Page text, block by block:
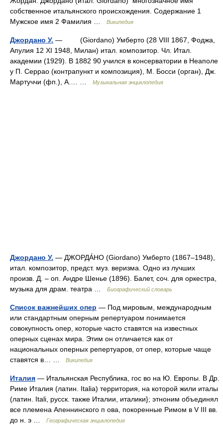
собственное итальянского происхождения. Содержание 1
Мужское имя 2 Фамилия …
Википедия
Джордано У. — (Giordano) Умберто (28 VIII 1867, Фоджа,
Апулия 12 XI 1948, Милан) итал. композитор. Чл. Итал.
академии (1929). В 1882 90 учился в консерватории в Неаполе
у П. Серрао (контрапункт и композиция), М. Босси (орган), Дж.
Мартуччи (фп.), А.… …
Музыкальная энциклопедия
Джордано У. — ДЖОРДÁНО (Giordano) Умберто (1867–1948),
итал. композитор, предст. муз. веризма. Одно из лучших
произв. Д. – оп. Андре Шенье (1896). Балет, соч. для оркестра,
музыка для драм. театра …
Биографический словарь
Список важнейших опер — Под мировым, международным
или стандартным оперным репертуаром понимается
совокупность опер, которые часто ставятся на известных
оперных сценах мира. Этим он отличается как от
национальных оперных репертуаров, от опер, которые чаще
ставятся в… …
Википедия
Италия — Итальянская Республика, гос во на Ю. Европы. В Др.
Риме Италия (латин. Italia) территория, на которой жили италы
(латин. Itali, русск. также Италии, италики}; этноним объединял
все племена Апеннинского п ова, покоренные Римом в V III вв.
до н. э …
Географическая энциклопедия